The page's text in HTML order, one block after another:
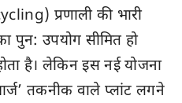
प्रणाली की भारी
पुन: उपयोग सीमित हो
है। लेकिन इस नई योजना
तकनीक वाले प्लांट लगने